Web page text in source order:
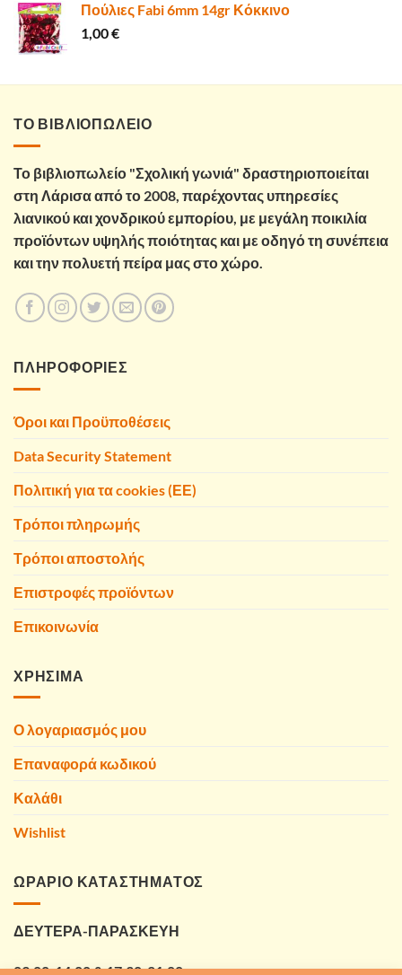
Πούλιες Fabi 6mm 14gr Κόκκινο
1,00€
ΤΟ ΒΙΒΛΙΟΠΩΛΕΙΟ
Το βιβλιοπωλείο "Σχολική γωνιά" δραστηριοποιείται
στη Λάρισα από το 2008, παρέχοντας υπηρεσίες
λιανικού και χονδρικού εμπορίου, με μεγάλη ποικιλία
προϊόντων υψηλής ποιότητας και με οδηγό τη συνέπεια
και την πολυετή πείρα μας στο χώρο.
ΠΛΗΡΟΦΟΡΙΕΣ
Όροι και Προϋποθέσεις
Data Security Statement
Πολιτική για τα cookies (ΕΕ)
Τρόποι πληρωμής
Τρόποι αποστολής
Επιστροφές προϊόντων
Επικοινωνία
ΧΡΗΣΙΜΑ
Ο λογαριασμός μου
Επαναφορά κωδικού
Καλάθι
Wishlist
ΩΡΑΡΙΟ ΚΑΤΑΣΤΗΜΑΤΟΣ
ΔΕΥΤΕΡΑ-ΠΑΡΑΣΚΕΥΗ
09:00-14:00 & 17:30-21:00